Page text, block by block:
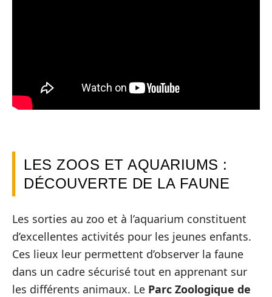
LES ZOOS ET AQUARIUMS :
DÉCOUVERTE DE LA FAUNE
Les sorties au zoo et à l’aquarium constituent
d’excellentes activités pour les jeunes enfants.
Ces lieux leur permettent d’observer la faune
dans un cadre sécurisé tout en apprenant sur
les différents animaux. Le Parc Zoologique de